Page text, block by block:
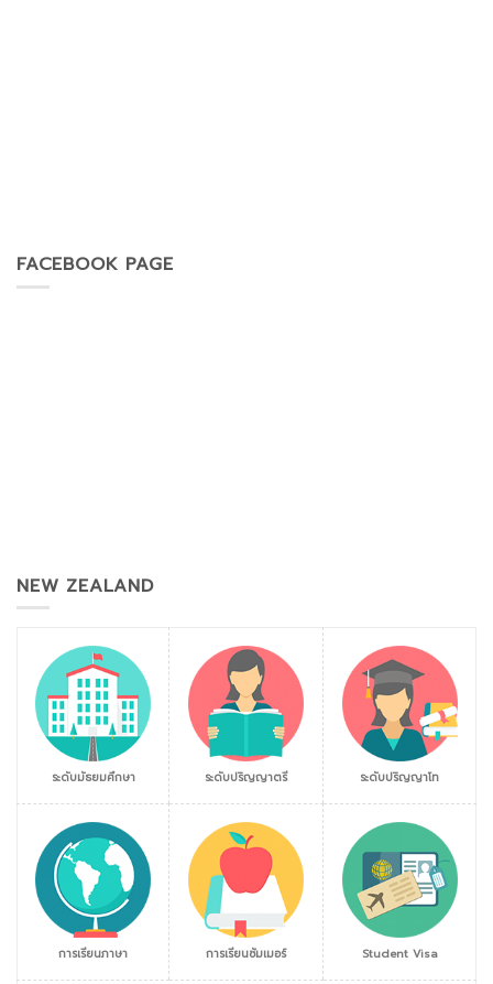
FACEBOOK PAGE
NEW ZEALAND
ระดับมัธยมศึกษา ระดับปริญญาตรี ระดับปริญญาโท
การเรียนภาษา การเรียนซัมเมอร์ Student Visa